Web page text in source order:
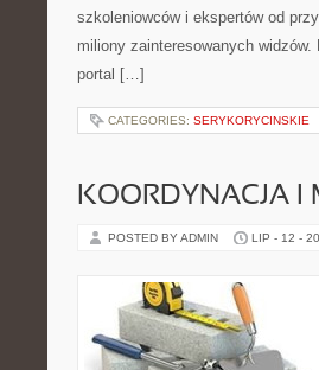
szkoleniowców i ekspertów od
miliony zainteresowanych
portal […]
CATEGORIES: SERYKORYCINSKIE
KOORDYNACJA I
POSTED BY ADMIN LIP - 12 -